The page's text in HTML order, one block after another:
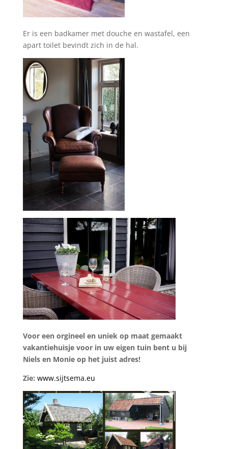
Er is een badkamer met douche en wastafel, een
apart toilet bevindt zich in de hal.
Voor een orgineel en uniek op maat gemaakt
vakantiehuisje voor in uw eigen tuin bent u bij
Niels en Monie op het juist adres!
Zie: www.sijtsema.eu